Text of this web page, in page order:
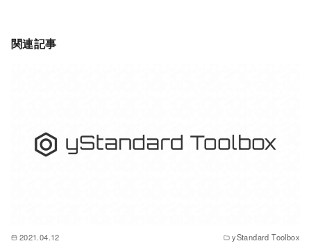
関連記事
2021.04.12 yStandard Toolbox